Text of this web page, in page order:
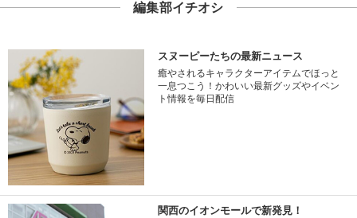
編集部イチオシ
スヌーピーたちの最新ニュース
癒やされるキャラクターアイテムでほっと
一息つこう！かわいい最新グッズやイベン
ト情報を毎日配信
関西のイオンモールで新発見！